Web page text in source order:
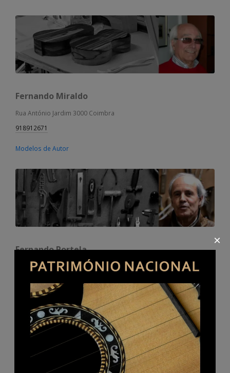
Fernando Miraldo
Rua António Jardim 3000 Coimbra
918912671
Modelos de Autor
Fernando Portela
Rua de Olivença 104, r/c
965 126 310
×